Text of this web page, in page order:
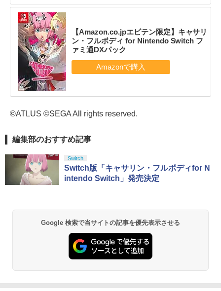
【Amazon.co.jpエビテン限定】キャサリ
ン・フルボディ for Nintendo Switch フ
ァミ通DXパック
©ATLUS ©SEGA All rights reserved.
編集部のおすすめ記事
Switch
Switch版「キャサリン・フルボディfor N
intendo Switch」発売決定
Google 検索で当サイトの記事を優先表示させる